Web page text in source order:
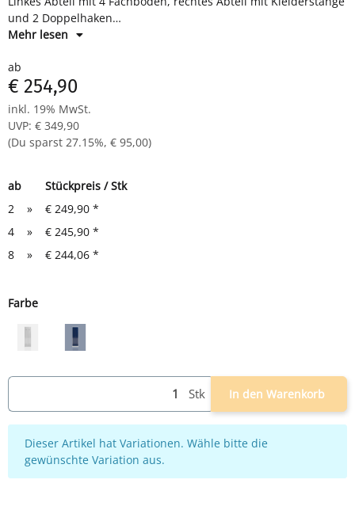
und 2 Doppelhaken
Verkürzte Mitteltrennwand
Maße: H 1800 x B 590 x T 500 mm
Komplett montiert und verschweißt - sofort einsatzbereit
Mehr lesen
ab
€ 254,90
inkl. 19% MwSt.
UVP: € 349,90
(Du sparst 27.15%, € 95,00)
ab
Stückpreis / Stk
2
» € 249,90 *
4
» € 245,90 *
8
» € 244,06 *
Farbe
Stk In den Warenkorb
x
Dieser Artikel hat Variationen. Wähle bitte die
gewünschte Variation aus.